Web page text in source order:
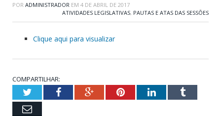
POR ADMINISTRADOR EM 4 DE ABRIL DE 2017
ATIVIDADES LEGISLATIVAS, PAUTAS E ATAS DAS SESSÕES
Clique aqui para visualizar
COMPARTILHAR:
TwitterFacebookGoogle+PinterestLinkedInTumblr
Email